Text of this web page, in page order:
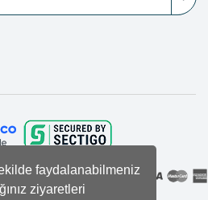
faydalanabilmeniz
ziyaretleri